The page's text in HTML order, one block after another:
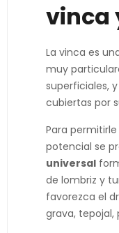
vinca
La vinca es
muy
superficiales,
cubiertas por
Para
potencial se
universal
de lombriz y
favorezca el
grava, tepojal,